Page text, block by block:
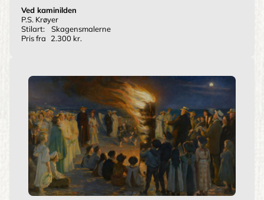
Ved kaminilden
P.S. Krøyer
Stilart:
Skagensmalerne
Pris fra
2.300 kr.